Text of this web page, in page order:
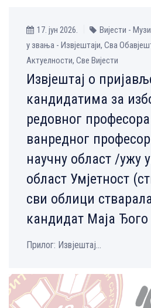
17. јун 2026.
Вијести -
у звања - Извјештаји, Сва
Aктуелности, Све Вијести
Извјештај о
кандидатима за
редовног
ванредног
научну област /ужу
област Умјетност
сви облици
кандидат Маја Ђого
Прилог: Извјештај...